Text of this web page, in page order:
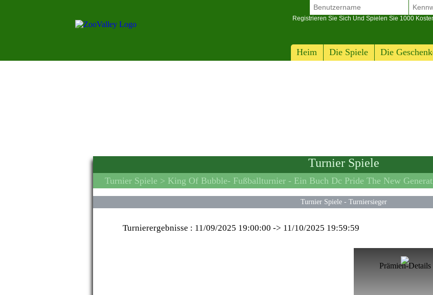
Heim Die Spiele Die
Registrieren Sie Sich Und Spielen Sie 1000
Turnier Spiele
Turnier Spiele > King Of Bubble- Fußballturnier - Ein Buch Dc Pride The New
Turnier Spiele- Turniersieger
Turnierergebnisse : 11/09/2025 19:00:00 -> 11/10/2025 19:59:59
Prämien-Details